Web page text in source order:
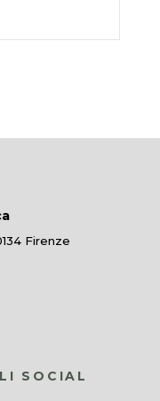
Firenze
SOCIAL